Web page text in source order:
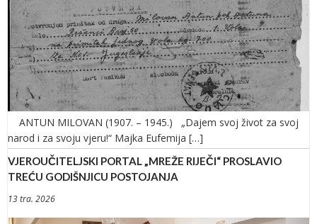
ANTUN MILOVAN (1907. – 1945.) „Dajem svoj život za svoj
narod i za svoju vjeru!“ Majka Eufemija […]
VJEROUČITELJSKI PORTAL „MREŽE RIJEČI“ PROSLAVIO
TREĆU GODIŠNJICU POSTOJANJA
13 tra. 2026